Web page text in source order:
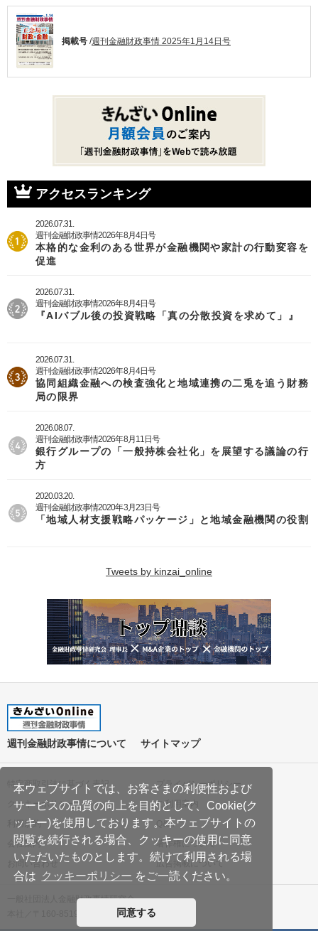
本ウェブサイトでは、お客さまの利便性および
サービスの品質の向上を目的として、Cookie(ク
ッキー)を使用しております。本ウェブサイトの
閲覧を続行される場合、クッキーの使用に同意
いただいたものとします。続けて利用される場
合は クッキーポリシー をご一読ください。
同意する
掲載号 /週刊金融財政事情 2025年1月14日号
アクセスランキング
2026.07.31.
週刊金融財政事情2026年8月4日号
本格的な金利のある世界が金融機関や家計の行動変容を
促進
2026.07.31.
週刊金融財政事情2026年8月4日号
『AIバブル後の投資戦略「真の分散投資を求めて」』
2026.07.31.
週刊金融財政事情2026年8月4日号
協同組織金融への検査強化と地域連携の二兎を追う財務
局の限界
2026.08.07.
週刊金融財政事情2026年8月11日号
銀行グループの「一般持株会社化」を展望する議論の行
方
2020.03.20.
週刊金融財政事情2020年3月23日号
「地域人材支援戦略パッケージ」と地域金融機関の役割
Tweets by kinzai_online
週刊金融財政事情について サイトマップ
特定商取引法に基づく表記
プライバシーポリシー
クッキーポリシー
ご利用案内
利用規約
Q&A
会社案内
著作権について
お問い合わせ
広告掲載について
一般社団法人金融財政事情研究会
本社／〒160-8519 東京都新宿区南元町19